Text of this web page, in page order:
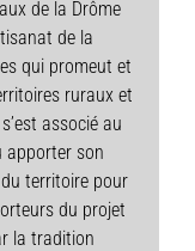
de la Drôme
de la
qui promeut et
ruraux et
associé au
apporter son
territoire pour
du projet
la tradition